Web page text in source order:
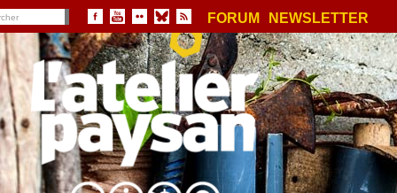
FORUM NEWSLETTER